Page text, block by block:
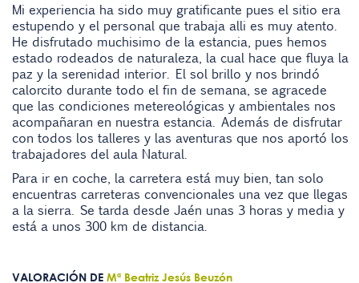
Mi experiencia ha sido muy gratificante pues el sitio era
estupendo y el personal que trabaja alli es muy atento.
He disfrutado muchisimo de la estancia, pues hemos
estado rodeados de naturaleza, la cual hace que fluya la
paz y la serenidad interior. El sol brillo y nos brindó
calorcito durante todo el fin de semana, se agracede
que las condiciones metereológicas y ambientales nos
acompañaran en nuestra estancia. Además de disfrutar
con todos los talleres y las aventuras que nos aportó los
trabajadores del aula Natural.
Para ir en coche, la carretera está muy bien, tan solo
encuentras carreteras convencionales una vez que llegas
a la sierra. Se tarda desde Jaén unas 3 horas y media y
está a unos 300 km de distancia.
VALORACIÓN DE Mª Beatriz Jesús Beuzón